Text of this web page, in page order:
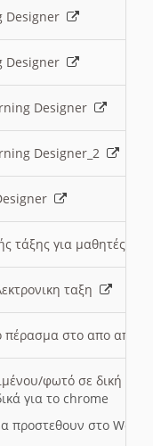
Designer
Designer
Designer
Designer_2
τάξης για μαθητές
ταξη
πέρασμα στο απο
φωτό σε δική
για το chrome
προστεθουν στο Word